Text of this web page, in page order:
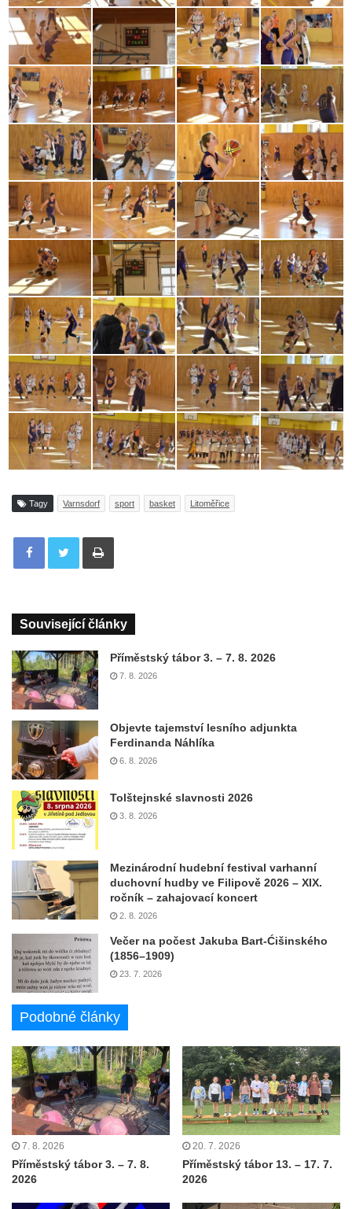
Tagy Varnsdorf sport basket Litoměřice
Tisknout
Související články
Příměstský tábor 3. – 7. 8. 2026
7. 8. 2026
Objevte tajemství lesního adjunkta
Ferdinanda Náhlíka
6. 8. 2026
Tolštejnské slavnosti 2026
3. 8. 2026
Mezinárodní hudební festival varhanní
duchovní hudby ve Filipově 2026 – XIX.
ročník – zahajovací koncert
2. 8. 2026
Večer na počest Jakuba Bart-Ćišinského
(1856–1909)
23. 7. 2026
Podobné články
7. 8. 2026
Příměstský tábor 3. – 7. 8.
2026
20. 7. 2026
Příměstský tábor 13. – 17. 7.
2026